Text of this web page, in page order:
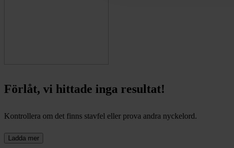
Förlåt, vi hittade inga resultat!
Kontrollera om det finns stavfel eller prova andra nyckelord.
Ladda mer